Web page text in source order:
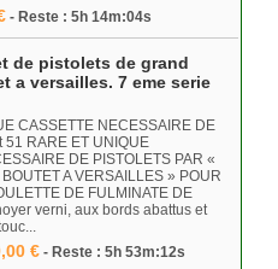
- Reste : 5h 14m:04s
de pistolets de grand
a versailles. 7 eme serie
CASSETTE NECESSAIRE DE
51 RARE ET UNIQUE
DE PISTOLETS PAR «
A VERSAILLES » POUR
DE FULMINATE DE
verni, aux bords abattus et
€ - Reste : 5h 53m:12s